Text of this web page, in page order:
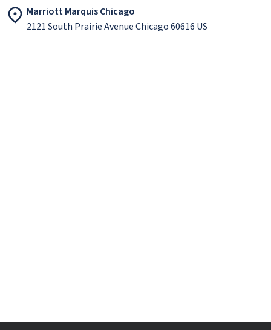
Marriott Marquis Chicago
2121 South Prairie Avenue Chicago 60616 US